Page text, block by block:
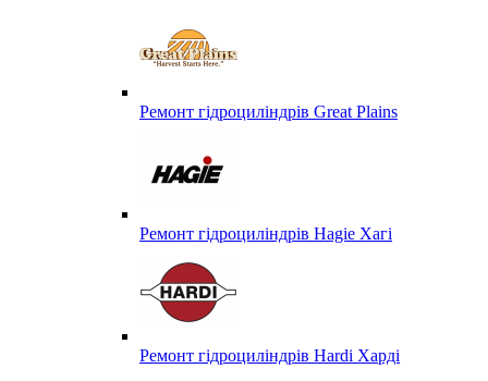
Ремонт гідроциліндрів Great Plains
Ремонт гідроциліндрів Hagie Хагі
Ремонт гідроциліндрів Hardi Харді